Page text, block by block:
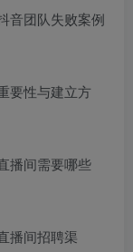
音团队失败案例
要性与建立方
播间需要哪些
播间招聘渠